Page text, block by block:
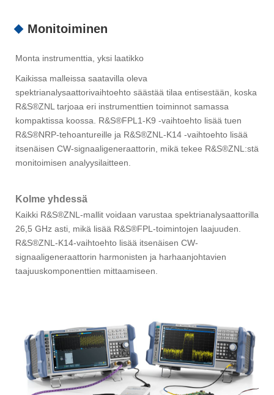
Monitoiminen
Monta instrumenttia, yksi laatikko
Kaikissa malleissa saatavilla oleva
spektrianalysaattorivaihtoehto säästää tilaa entisestään, koska
R&S®ZNL tarjoaa eri instrumenttien toiminnot samassa
kompaktissa koossa. R&S®FPL1-K9 -vaihtoehto lisää tuen
R&S®NRP-tehoantureille ja R&S®ZNL-K14 -vaihtoehto lisää
itsenäisen CW-signaaligeneraattorin, mikä tekee R&S®ZNL:stä
monitoimisen analyysilaitteen.
Kolme yhdessä
Kaikki R&S®ZNL-mallit voidaan varustaa spektrianalysaattorilla
26,5 GHz asti, mikä lisää R&S®FPL-toimintojen laajuuden.
R&S®ZNL-K14-vaihtoehto lisää itsenäisen CW-
signaaligeneraattorin harmonisten ja harhaanjohtavien
taajuuskomponenttien mittaamiseen.